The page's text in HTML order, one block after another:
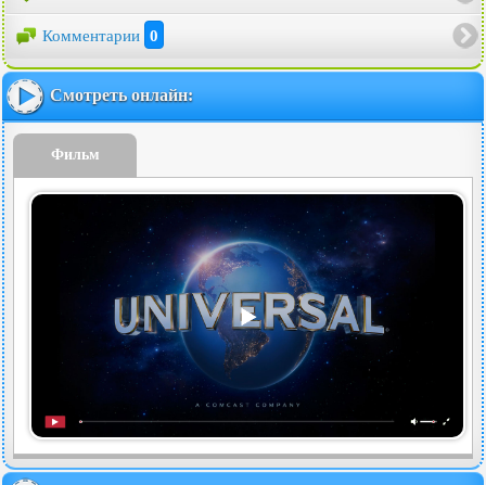
Комментарии 0
Смотреть онлайн:
Фильм